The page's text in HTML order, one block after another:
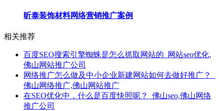
昕泰装饰材料网络营销推广案例
相关推荐
百度SEO搜索引擎蜘蛛是怎么抓取网站的_网站seo优化,
佛山网站推广公司
网络推广怎么做及中小企业新建网站如何去做好推广？_
佛山网络推广,佛山网站推广
在SEO优化中，什么是百度快照呢？_佛山seo,佛山网络
推广公司